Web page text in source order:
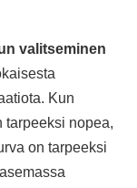
valitseminen
Kun
tarpeeksi nopea,
on tarpeeksi